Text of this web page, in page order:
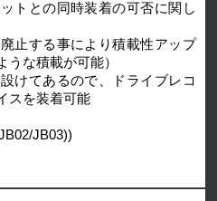
トとの同時装着の可否に関し
止する事により積載性アップ
うな積載が可能）
けてあるので、ドライブレコ
スを装着可能
JB03))